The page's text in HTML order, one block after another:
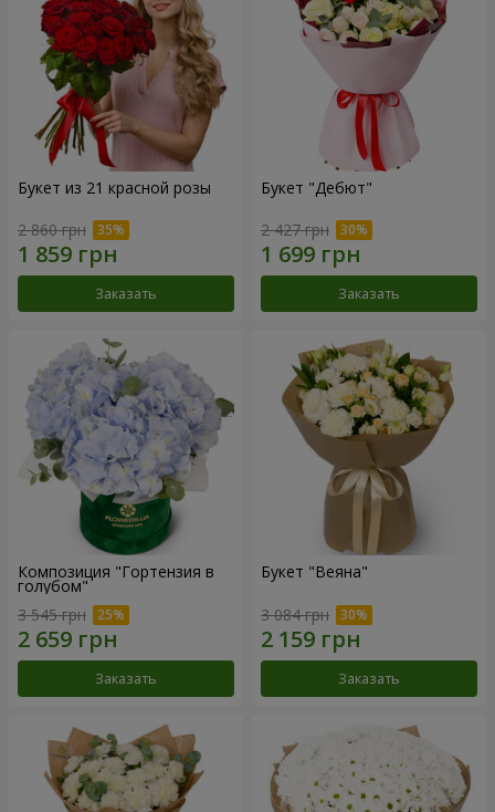
Букет из 21 красной розы
2 860 грн
Заказать
Букет "Дебют"
2 427 грн
Заказать
Композиция "Гортензия в
голубом"
3 545 грн
Заказать
Букет "Веяна"
3 084 грн
Заказать